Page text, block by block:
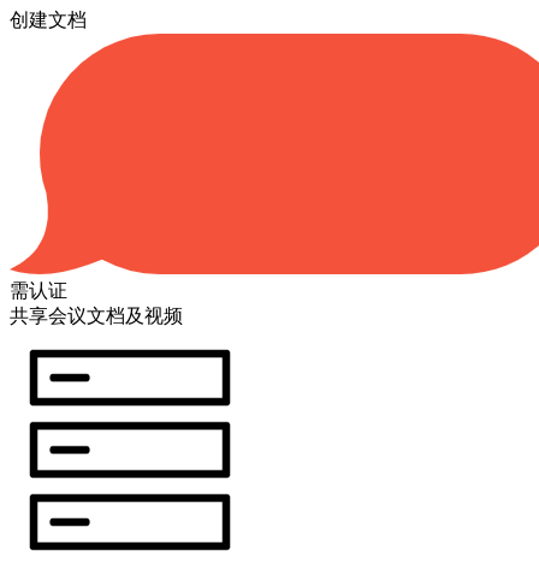
创建文档
需认证
共享会议文档及视频